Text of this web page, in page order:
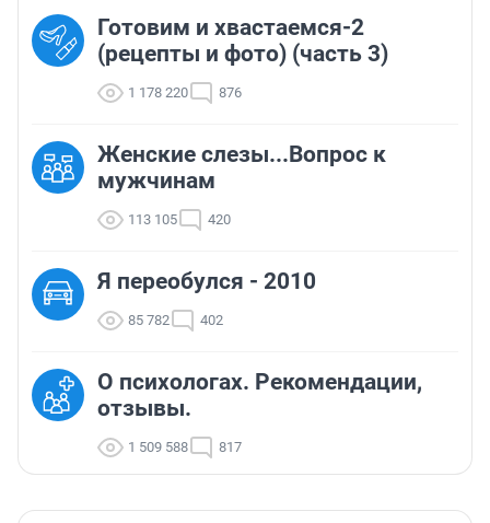
Готовим и хвастаемся-2
(рецепты и фото) (часть 3)
1 178 220 876
Женские слезы...Вопрос к
мужчинам
113 105 420
Я переобулся - 2010
85 782 402
О психологах. Рекомендации,
отзывы.
1 509 588 817